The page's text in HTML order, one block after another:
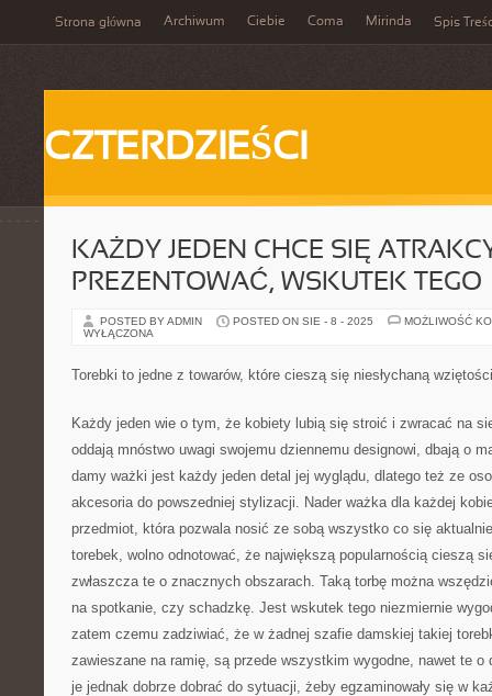
Strona główna Archiwum Ciebie Coma Mirinda Spis
CZTERDZIEŚCI
KAŻDY JEDEN CHCE SIĘ
PREZENTOWAĆ, WSKUTEK TEGO
POSTED BY ADMIN POSTED ON SIE - 8 - 2025
MOŻLIWOŚĆ
WYŁĄCZONA
Torebki to jedne z towarów, które cieszą się niesłychaną
Każdy jeden wie o tym, że kobiety lubią się stroić i zwracać na
oddają mnóstwo uwagi swojemu dziennemu designowi, dbają o
damy ważki jest każdy jeden detal jej wyglądu, dlatego też ze
akcesoria do powszedniej stylizacji. Nader ważka dla każdej
przedmiot, która pozwala nosić ze sobą wszystko co się
torebek, wolno odnotować, że największą popularnością cieszą
zwłaszcza te o znacznych obszarach. Taką torbę można
na spotkanie, czy schadzkę. Jest wskutek tego niezmiernie
zatem czemu zadziwiać, że w żadnej szafie damskiej takiej
zawieszane na ramię, są przede wszystkim wygodne, nawet te o
je jednak dobrze dobrać do sytuacji, żeby egzaminowały się w